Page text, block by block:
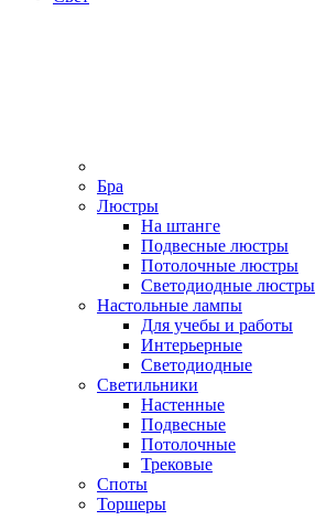
Бра
Люстры
На штанге
Подвесные люстры
Потолочные люстры
Светодиодные люстры
Настольные лампы
Для учебы и работы
Интерьерные
Светодиодные
Светильники
Настенные
Подвесные
Потолочные
Трековые
Споты
Торшеры